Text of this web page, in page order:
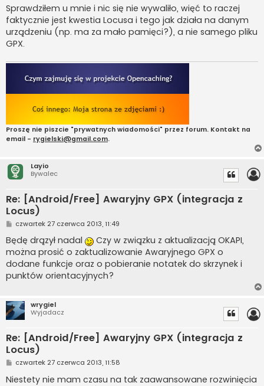
Sprawdziłem u mnie i nic się nie wywaliło, więć to raczej
faktycznie jest kwestia Locusa i tego jak działa na danym
urządzeniu (np. ma za mało pamięci?), a nie samego pliku
GPX.
Proszę nie piszcie "prywatnych wiadomości" przez forum. Kontakt na
email - rygielski@gmail.com.
Layio
Bywalec
Re: [Android/Free] Awaryjny GPX (integracja z
Locus)
P
s
t
czwartek 27 czerwca 2013, 11:49
Będę drązył nadal
Czy w związku z aktualizacją OKAPI,
można prosić o zaktualizowanie Awaryjnego GPX o
dodane funkcje oraz o pobieranie notatek do skrzynek i
punktów orientacyjnych?
wrygiel
Wyjadacz
Re: [Android/Free] Awaryjny GPX (integracja z
Locus)
P
s
czwartek 27 czerwca 2013, 11:58
Niestety nie mam czasu na tak zaawansowane rozwinięcia